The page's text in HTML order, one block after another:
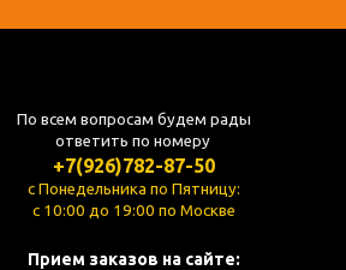
По всем вопросам будем рады
ответить по номеру
+7(926)782-87-50
с Понедельника по Пятницу:
с 10:00 до 19:00 по Москве
Прием заказов на сайте: